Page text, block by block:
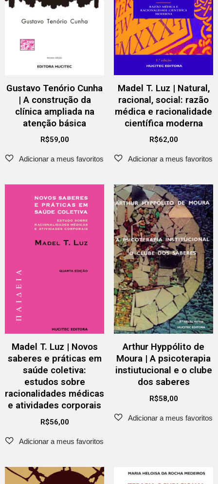
Gustavo Tenório Cunha
| A construção da
clínica ampliada na
atenção básica
R$59,00
Madel T. Luz | Natural,
racional, social: razão
médica e racionalidade
científica moderna
R$62,00
Madel T. Luz | Novos
saberes e práticas em
saúde coletiva:
estudos sobre
racionalidades médicas
e atividades corporais
R$56,00
Arthur Hyppólito de
Moura | A psicoterapia
instiutucional e o clube
dos saberes
R$58,00